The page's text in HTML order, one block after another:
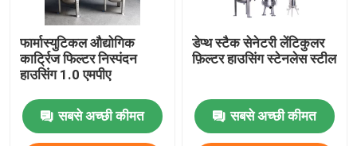
फार्मास्युटिकल औद्योगिक
कार्ट्रिज फिल्टर निस्पंदन
हाउसिंग 1.0 एमपीए
सबसे अच्छी कीमत
डेप्थ स्टैक सेनेटरी लेंटिकुलर
फ़िल्टर हाउसिंग स्टेनलेस स्टील
सबसे अच्छी कीमत